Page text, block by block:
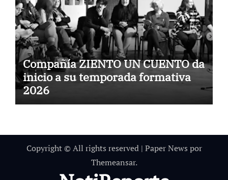
Compañía ZIENTO UN CUENTO da
inicio a su temporada formativa
2026
Copyright © All rights reserved | Paper News por
Themeansar.